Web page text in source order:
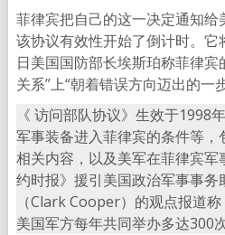
菲律宾把自己的这一决定通知
该协议有效性开始了倒计时。
日美国国防部长埃斯珀称菲律宾
关系”上“朝着错误方向迈出的一步
《 访问部队协议》生效于1998
军事装备进入菲律宾的条件等
相关内容，以及美军在菲律宾军
约时报》援引美国政治军事事务
（Clark Cooper）的观点报道
美国军方每年共同举办多达300